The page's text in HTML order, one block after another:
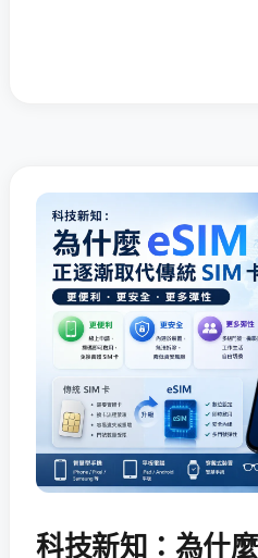
科技新知：為什